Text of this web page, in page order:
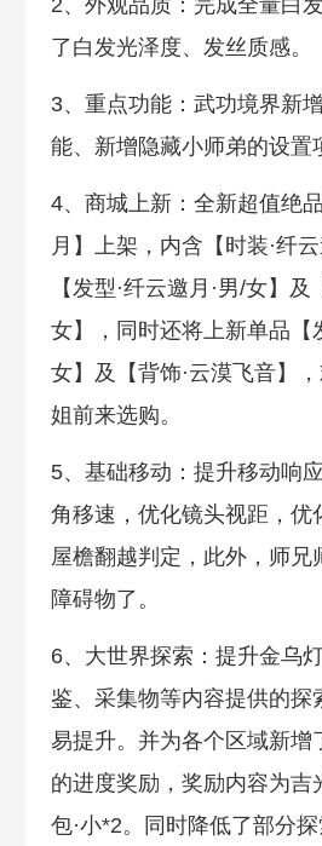
了白发光泽度、发丝质感。
3、重点功能：武功境界新
能、新增隐藏小师弟的设置
4、商城上新：全新超值绝
月】上架，内含【时装·纤云
【发型·纤云邀月·男/女】及
女】，同时还将上新单品【
女】及【背饰·云漠飞音】
姐前来选购。
5、基础移动：提升移动响
角移速，优化镜头视距，优
屋檐翻越判定，此外，师兄
障碍物了。
6、大世界探索：提升金乌
鉴、采集物等内容提供的探
易提升。并为各个区域新增
的进度奖励，奖励内容为吉
包·小*2。同时降低了部分